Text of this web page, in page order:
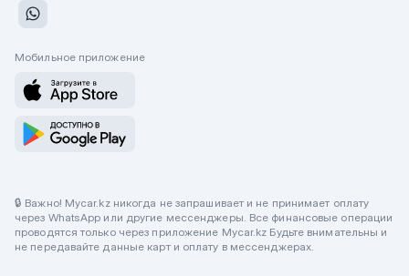
Мобильное приложение
🔒 Важно! Mycar.kz никогда не запрашивает и не принимает оплату
через WhatsApp или другие мессенджеры. Все финансовые операции
проводятся только через приложение Mycar.kz Будьте внимательны и
не передавайте данные карт и оплату в мессенджерах.